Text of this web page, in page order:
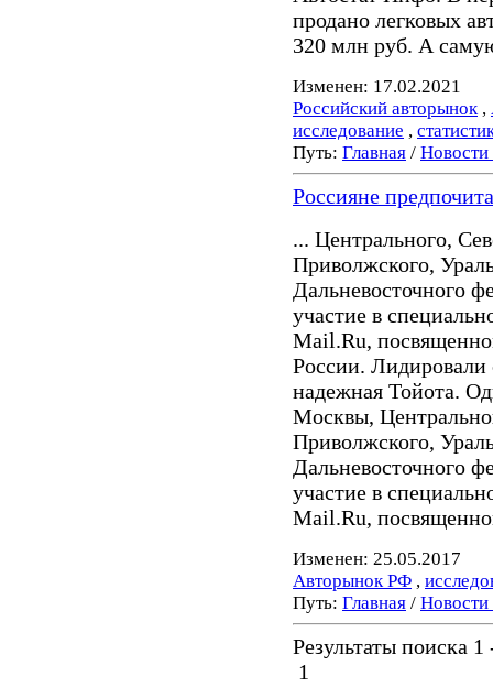
продано легковых
320 млн руб. А
Изменен: 17.02.2021
Российский авторынок,
исследование ,
Путь: Главная /
Россияне
... Центрального,
Приволжского,
Дальневосточного
участие в
Mail.Ru,
России.
надежная Тойота.
Москвы,
Приволжского,
Дальневосточного
участие в
Mail.Ru,
Изменен: 25.05.2017
Авторынок РФ ,
Путь: Главная /
Результаты поиска 1
1